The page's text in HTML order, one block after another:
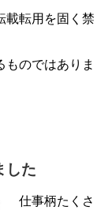
載転用を固く禁
ものではありま
した
仕事柄たくさ